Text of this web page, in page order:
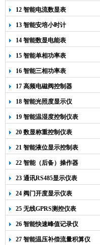
12 智能电流数显表
13 智能安培小时计
14 智能数显电能表
15 智能单相功率表
16 智能三相功率表
17 高频电磁阀控制器
18 智能光照度显示仪
19 智能温湿度控制仪表
20 数显称重控制仪表
21 智能液位显示控制表
22 智能（后备）操作器
23 通讯RS485显示仪表
24 阀门开度显示仪表
25 无线GPRS测控仪表
26 智能快速峰值记录仪
27 智能温压补偿流量积算仪